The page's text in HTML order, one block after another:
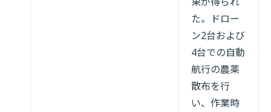
た。ドロー
ン2台および
4台での自動
航行の農薬
散布を行
い、作業時